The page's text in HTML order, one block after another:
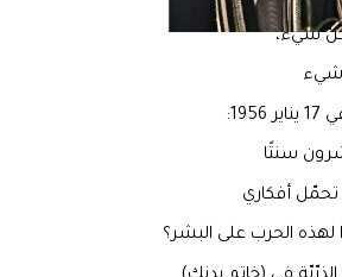
كلّ شيء،
شيء
سنتًا
تحمّل أفكاري
لهذه الحرب على البشر؟